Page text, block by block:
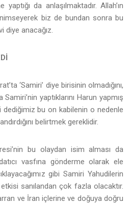
da anlaşılmaktadır. Allah’ın
biz de bundan sonra bu
diye anacağız.
‘Samiri’ diye birisinin olmadığını,
yaptıklarını Harun yapmış
dediğimiz bu on kabilenin o nedenle
belirtmek gereklidir.
bu olaydan isim alması da
vasfına gönderme olarak ele
gibi Samiri Yahudilerin
sanılandan çok fazla olacaktır.
ve İran içlerine ve doğuya doğru